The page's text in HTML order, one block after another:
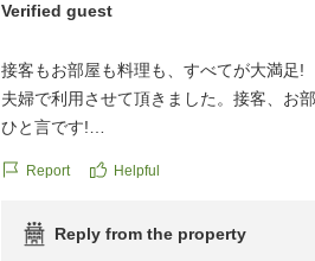
Verified guest
接客もお部屋も料理も、すべてが大満足!
夫婦で利用させて頂きました。接客、お
ひと言です!
https://review.travel.rakuten.co.jp/hotel/
Report Helpful
Reply from the property